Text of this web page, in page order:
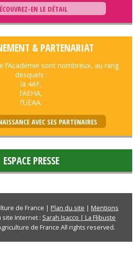
EN LE DÉTAIL
& PARTENARIAT
l’Académie sont nombreux, au rang
desquels :
la 4AF,
l’AEHA,
l’UEAA.
AVEC SES PARTENAIRES
ESPACE PRESSE
de France | Plan du site | Mentions
site Internet : Sarah Isacco | La Flibuste
de France All rights reserved.